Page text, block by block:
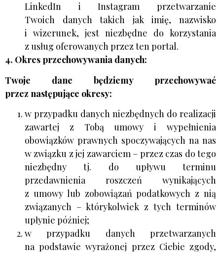
LinkedIn i Instagram przetwarzanie
Twoich danych takich jak imię, nazwisko
i wizerunek, jest niezbędne do korzystania
z usług oferowanych przez ten portal.
4. Okres przechowywania danych:
Twoje dane będziemy przechowywać
przez następujące okresy:
w przypadku danych niezbędnych do realizacji
zawartej z Tobą umowy i wypełnienia
obowiązków prawnych spoczywających na nas
w związku z jej zawarciem – przez czas do tego
niezbędny tj. do upływu terminu
przedawnienia roszczeń wynikających
z umowy lub zobowiązań podatkowych z nią
związanych – którykolwiek z tych terminów
upłynie później;
w przypadku danych przetwarzanych
na podstawie wyrażonej przez Ciebie zgody,